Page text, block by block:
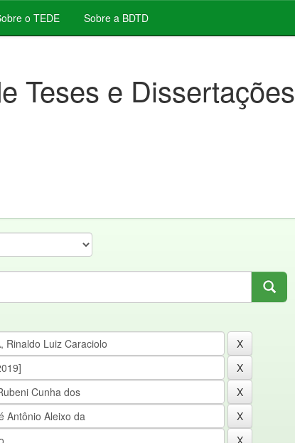
o TEDE Sobre a BDTD
Teses e Dissertações